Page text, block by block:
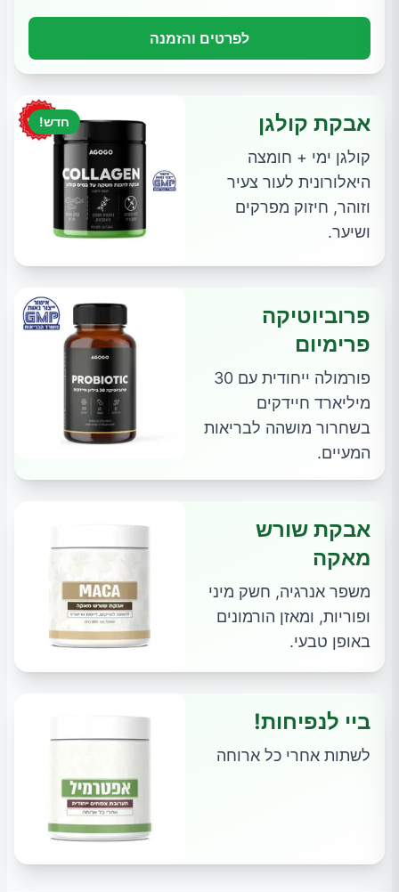
לפרטים והזמנה
חדש! אבקת קולגן
קולגן ימי + חומצה
היאלורונית לעור צעיר
וזוהר, חיזוק מפרקים
ושיער.
פרוביוטיקה
פרימיום
פורמולה ייחודית עם 30
מיליארד חיידקים
בשחרור מושהה לבריאות
המעיים.
אבקת שורש
מאקה
משפר אנרגיה, חשק מיני
ופוריות, ומאזן הורמונים
באופן טבעי.
ביי לנפיחות!
לשתות אחרי כל ארוחה